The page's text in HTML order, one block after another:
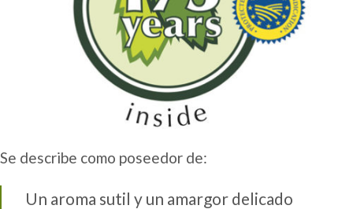
Se describe como poseedor de:
Un aroma sutil y un amargor delicado